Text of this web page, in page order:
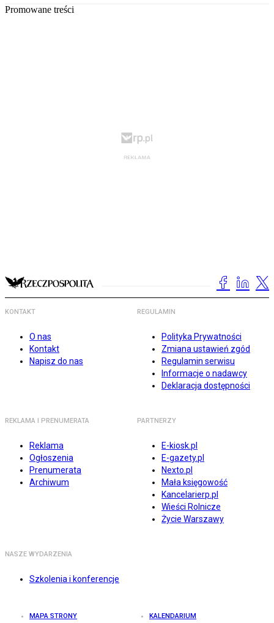
Promowane treści
KONTAKT
O nas
Kontakt
Napisz do nas
REGULAMIN
Polityka Prywatności
Zmiana ustawień zgód
Regulamin serwisu
Informacje o nadawcy
Deklaracja dostępności
REKLAMA I PRENUMERATA
Reklama
Ogłoszenia
Prenumerata
Archiwum
PARTNERZY
E-kiosk.pl
E-gazety.pl
Nexto.pl
Mała księgowość
Kancelarierp.pl
Wieści Rolnicze
Życie Warszawy
NASZE WYDARZENIA
Szkolenia i konferencje
MAPA STRONY KALENDARIUM